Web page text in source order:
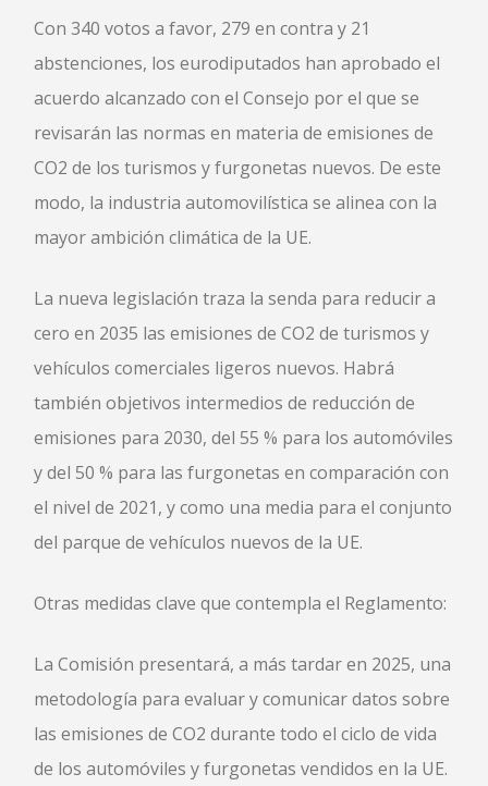
Con 340 votos a favor, 279 en contra y 21
abstenciones, los eurodiputados han aprobado el
acuerdo alcanzado con el Consejo por el que se
revisarán las normas en materia de emisiones de
CO2 de los turismos y furgonetas nuevos. De este
modo, la industria automovilística se alinea con la
mayor ambición climática de la UE.
La nueva legislación traza la senda para reducir a
cero en 2035 las emisiones de CO2 de turismos y
vehículos comerciales ligeros nuevos. Habrá
también objetivos intermedios de reducción de
emisiones para 2030, del 55 % para los automóviles
y del 50 % para las furgonetas en comparación con
el nivel de 2021, y como una media para el conjunto
del parque de vehículos nuevos de la UE.
Otras medidas clave que contempla el Reglamento:
La Comisión presentará, a más tardar en 2025, una
metodología para evaluar y comunicar datos sobre
las emisiones de CO2 durante todo el ciclo de vida
de los automóviles y furgonetas vendidos en la UE.